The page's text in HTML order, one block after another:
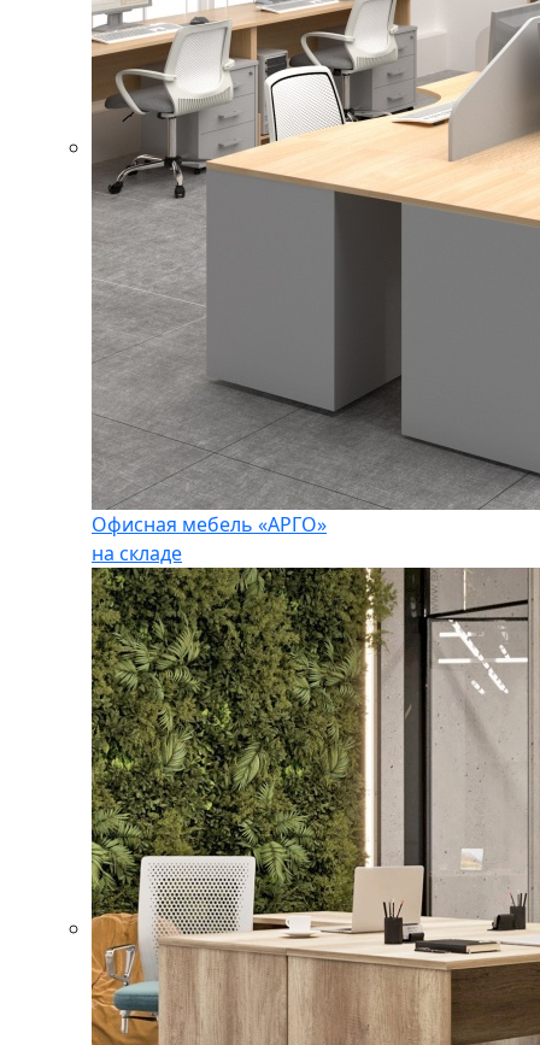
Офисная мебель «АРГО»
на складе